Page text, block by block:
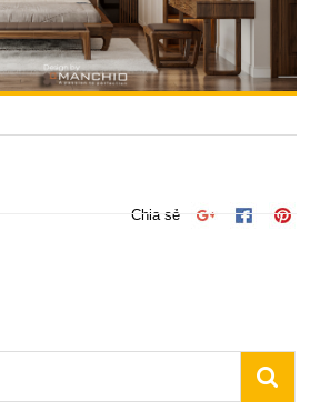
Chia sẻ